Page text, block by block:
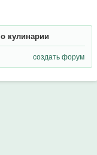
кулинарии
создать форум